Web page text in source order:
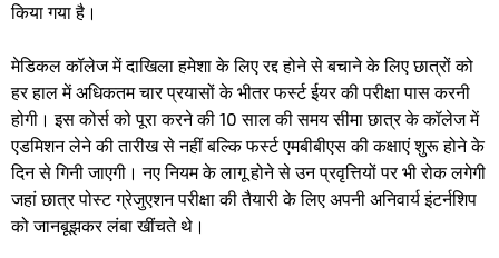
किया गया है। ​
मेडिकल कॉलेज में दाखिला हमेशा के लिए रद्द होने से बचाने के लिए छात्रों को
हर हाल में अधिकतम चार प्रयासों के भीतर फर्स्ट ईयर की परीक्षा पास करनी
होगी। ​ इस कोर्स को पूरा करने की 10 साल की समय सीमा छात्र के कॉलेज में
एडमिशन लेने की तारीख से नहीं बल्कि फर्स्ट एमबीबीएस की कक्षाएं शुरू होने के
दिन से गिनी जाएगी। नए नियम के लागू होने से उन प्रवृत्तियों पर भी रोक लगेगी
जहां छात्र पोस्ट ग्रेजुएशन परीक्षा की तैयारी के लिए अपनी अनिवार्य इंटर्नशिप
को जानबूझकर लंबा खींचते थे।